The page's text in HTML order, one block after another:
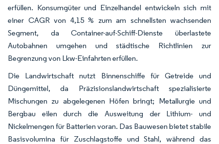
erfüllen. Konsumgüter und Einzelhandel entwickeln sich mit
einer CAGR von 4,15 % zum am schnellsten wachsenden
Segment, da Container-auf-Schiff-Dienste überlastete
Autobahnen umgehen und städtische Richtlinien zur
Begrenzung von Lkw-Einfahrten erfüllen.
Die Landwirtschaft nutzt Binnenschiffe für Getreide und
Düngemittel, da Präzisionslandwirtschaft spezialisierte
Mischungen zu abgelegenen Höfen bringt; Metallurgie und
Bergbau eilen durch die Ausweitung der Lithium- und
Nickelmengen für Batterien voran. Das Bauwesen bietet stabile
Basisvolumina für Zuschlagstoffe und Stahl, während das